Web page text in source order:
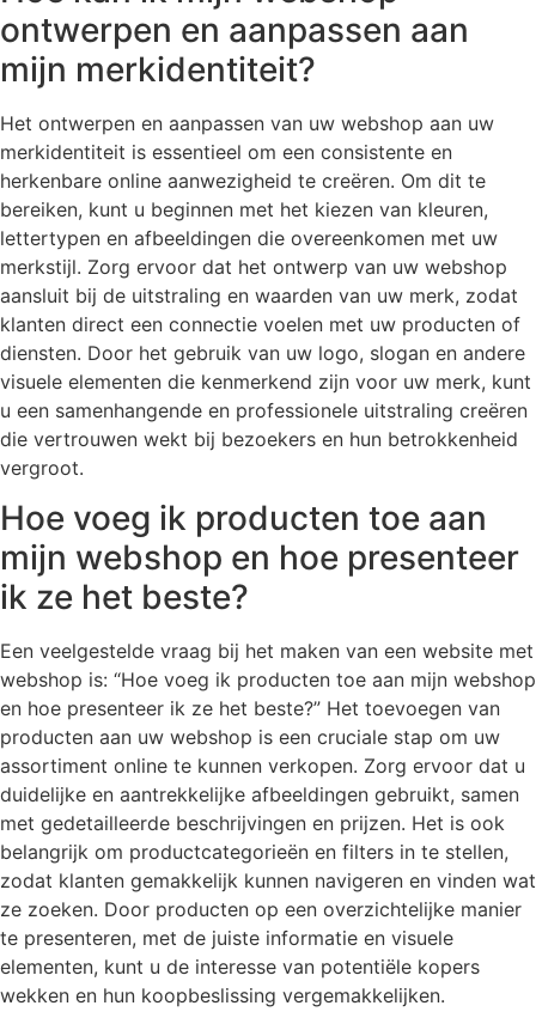
ontwerpen en aanpassen aan
mijn merkidentiteit?
Het ontwerpen en aanpassen van uw webshop aan uw
merkidentiteit is essentieel om een consistente en
herkenbare online aanwezigheid te creëren. Om dit te
bereiken, kunt u beginnen met het kiezen van kleuren,
lettertypen en afbeeldingen die overeenkomen met uw
merkstijl. Zorg ervoor dat het ontwerp van uw webshop
aansluit bij de uitstraling en waarden van uw merk, zodat
klanten direct een connectie voelen met uw producten of
diensten. Door het gebruik van uw logo, slogan en andere
visuele elementen die kenmerkend zijn voor uw merk, kunt
u een samenhangende en professionele uitstraling creëren
die vertrouwen wekt bij bezoekers en hun betrokkenheid
vergroot.
Hoe voeg ik producten toe aan
mijn webshop en hoe presenteer
ik ze het beste?
Een veelgestelde vraag bij het maken van een website met
webshop is: “Hoe voeg ik producten toe aan mijn webshop
en hoe presenteer ik ze het beste?” Het toevoegen van
producten aan uw webshop is een cruciale stap om uw
assortiment online te kunnen verkopen. Zorg ervoor dat u
duidelijke en aantrekkelijke afbeeldingen gebruikt, samen
met gedetailleerde beschrijvingen en prijzen. Het is ook
belangrijk om productcategorieën en filters in te stellen,
zodat klanten gemakkelijk kunnen navigeren en vinden wat
ze zoeken. Door producten op een overzichtelijke manier
te presenteren, met de juiste informatie en visuele
elementen, kunt u de interesse van potentiële kopers
wekken en hun koopbeslissing vergemakkelijken.